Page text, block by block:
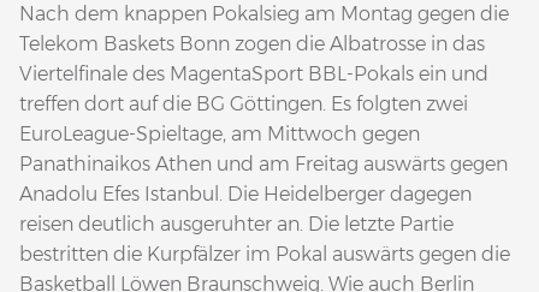
Nach dem knappen Pokalsieg am Montag gegen die
Telekom Baskets Bonn zogen die Albatrosse in das
Viertelfinale des MagentaSport BBL-Pokals ein und
treffen dort auf die BG Göttingen. Es folgten zwei
EuroLeague-Spieltage, am Mittwoch gegen
Panathinaikos Athen und am Freitag auswärts gegen
Anadolu Efes Istanbul. Die Heidelberger dagegen
reisen deutlich ausgeruhter an. Die letzte Partie
bestritten die Kurpfälzer im Pokal auswärts gegen die
Basketball Löwen Braunschweig. Wie auch Berlin